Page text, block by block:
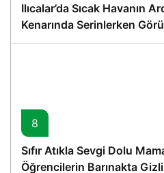
Ilıcalar’da Sıcak Havanın
Kenarında Serinlerken
8
Sıfır Atıkla Sevgi Dolu
Öğrencilerin Barınakta